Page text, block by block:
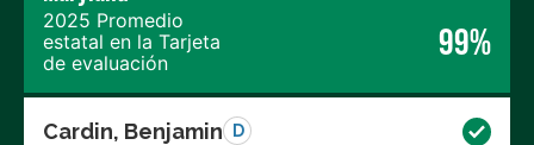
2025 Promedio
estatal en la Tarjeta
de evaluación
99%
Cardin, Benjamin D